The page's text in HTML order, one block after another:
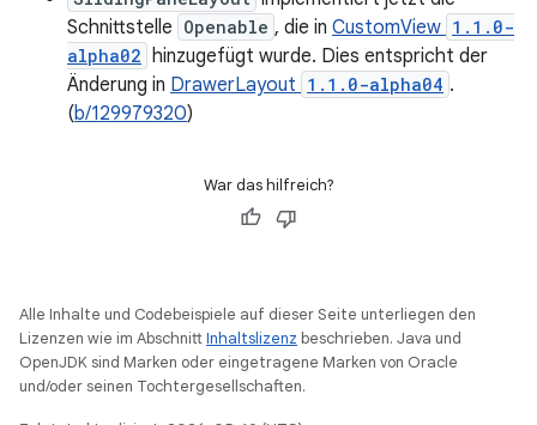
Schnittstelle Openable , die in CustomView 1.1.0-
alpha02 hinzugefügt wurde. Dies entspricht der
Änderung in DrawerLayout 1.1.0-alpha04 .
(b/129979320)
War das hilfreich?
Alle Inhalte und Codebeispiele auf dieser Seite unterliegen den
Lizenzen wie im AbschnittInhaltslizenz beschrieben. Java und
OpenJDK sind Marken oder eingetragene Marken von Oracle
und/oder seinen Tochtergesellschaften.